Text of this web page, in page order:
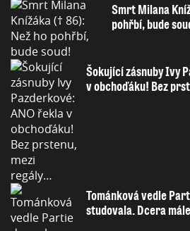
Smrt Milana
pohřbí, bude
Šokující zásnuby Ivy
v obchoďáku! Bez
Tománková vedle
studovala. Dcera